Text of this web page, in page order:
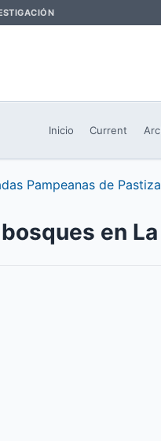
Inicio Current
Pampeanas de
en